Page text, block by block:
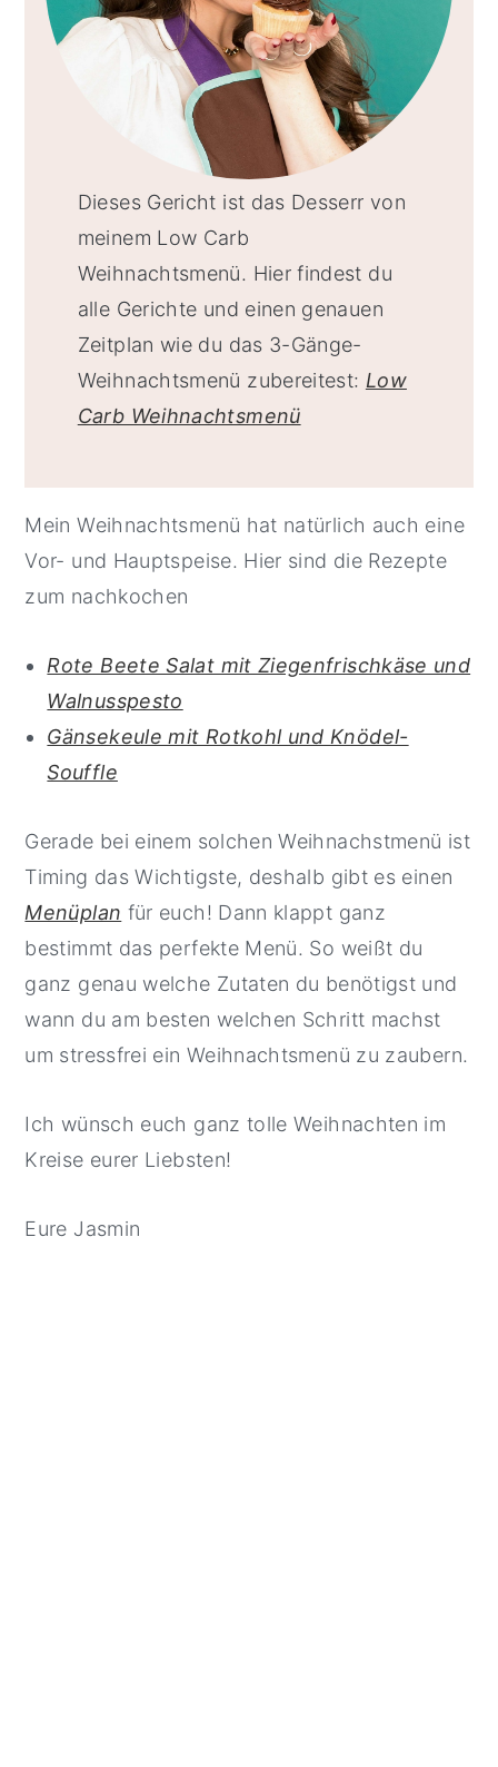
Dieses Gericht ist das Desserr von
meinem Low Carb
Weihnachtsmenü. Hier findest du
alle Gerichte und einen genauen
Zeitplan wie du das 3-Gänge-
Weihnachtsmenü zubereitest: Low
Carb Weihnachtsmenü
Mein Weihnachtsmenü hat natürlich auch eine
Vor- und Hauptspeise. Hier sind die Rezepte
zum nachkochen
Rote Beete Salat mit Ziegenfrischkäse und
Walnusspesto
Gänsekeule mit Rotkohl und Knödel-
Souffle
Gerade bei einem solchen Weihnachstmenü ist
Timing das Wichtigste, deshalb gibt es einen
Menüplan für euch! Dann klappt ganz
bestimmt das perfekte Menü. So weißt du
ganz genau welche Zutaten du benötigst und
wann du am besten welchen Schritt machst
um stressfrei ein Weihnachtsmenü zu zaubern.
Ich wünsch euch ganz tolle Weihnachten im
Kreise eurer Liebsten!
Eure Jasmin